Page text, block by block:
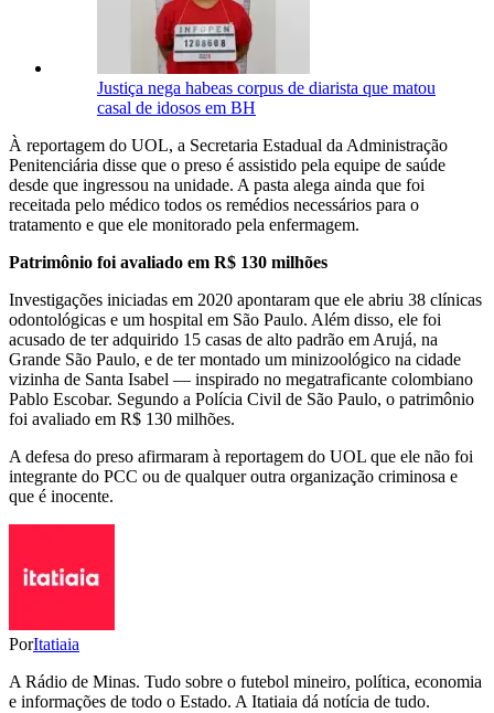
Justiça nega habeas corpus de diarista que matou
casal de idosos em BH
À reportagem do UOL, a Secretaria Estadual da Administração
Penitenciária disse que o preso é assistido pela equipe de saúde
desde que ingressou na unidade. A pasta alega ainda que foi
receitada pelo médico todos os remédios necessários para o
tratamento e que ele monitorado pela enfermagem.
Patrimônio foi avaliado em R$ 130 milhões
Investigações iniciadas em 2020 apontaram que ele abriu 38 clínicas
odontológicas e um hospital em São Paulo. Além disso, ele foi
acusado de ter adquirido 15 casas de alto padrão em Arujá, na
Grande São Paulo, e de ter montado um minizoológico na cidade
vizinha de Santa Isabel — inspirado no megatraficante colombiano
Pablo Escobar. Segundo a Polícia Civil de São Paulo, o patrimônio
foi avaliado em R$ 130 milhões.
A defesa do preso afirmaram à reportagem do UOL que ele não foi
integrante do PCC ou de qualquer outra organização criminosa e
que é inocente.
PorItatiaia
A Rádio de Minas. Tudo sobre o futebol mineiro, política, economia
e informações de todo o Estado. A Itatiaia dá notícia de tudo.